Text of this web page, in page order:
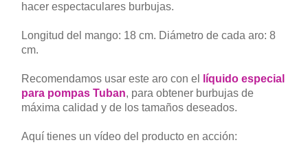
hacer espectaculares burbujas.
Longitud del mango: 18 cm. Diámetro de cada aro: 8
cm.
Recomendamos usar este aro con el
líquido especial
para pompas Tuban, para obtener burbujas de
máxima calidad y de los tamaños deseados.
Aquí tienes un vídeo del producto en acción: